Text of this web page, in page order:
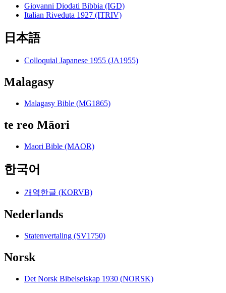
Giovanni Diodati Bibbia (IGD)
Italian Riveduta 1927 (ITRIV)
日本語
Colloquial Japanese 1955 (JA1955)
Malagasy
Malagasy Bible (MG1865)
te reo Māori
Maori Bible (MAOR)
한국어
개역한글 (KORVB)
Nederlands
Statenvertaling (SV1750)
Norsk
Det Norsk Bibelselskap 1930 (NORSK)